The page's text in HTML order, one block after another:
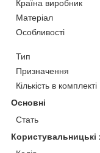
Країна виробник
Матеріал
Особливості
Тип
Призначення
Кількість в комплекті
Основні
Стать
Користувальницькі